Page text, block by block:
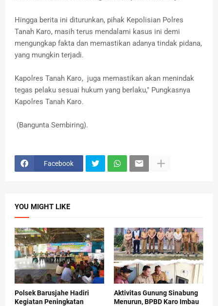
Hingga berita ini diturunkan, pihak Kepolisian Polres
Tanah Karo, masih terus mendalami kasus ini demi
mengungkap fakta dan memastikan adanya tindak pidana,
yang mungkin terjadi.
Kapolres Tanah Karo, juga memastikan akan menindak
tegas pelaku sesuai hukum yang berlaku," Pungkasnya
Kapolres Tanah Karo.
(Bangunta Sembiring).
Facebook
YOU MIGHT LIKE
Polsek Barusjahe Hadiri
Kegiatan Peningkatan
Aktivitas Gunung Sinabung
Menurun, BPBD Karo Imbau